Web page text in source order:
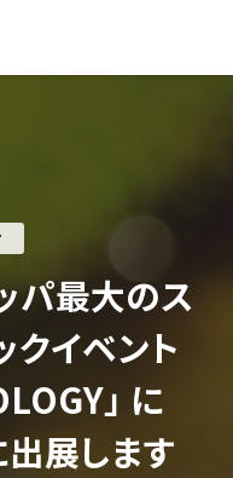
ら
パ最大のス
クイベント
」 に
展します